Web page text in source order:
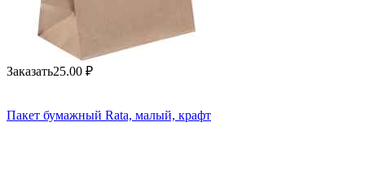
Заказать25.00 ₽
Пакет бумажный Rata, малый, крафт